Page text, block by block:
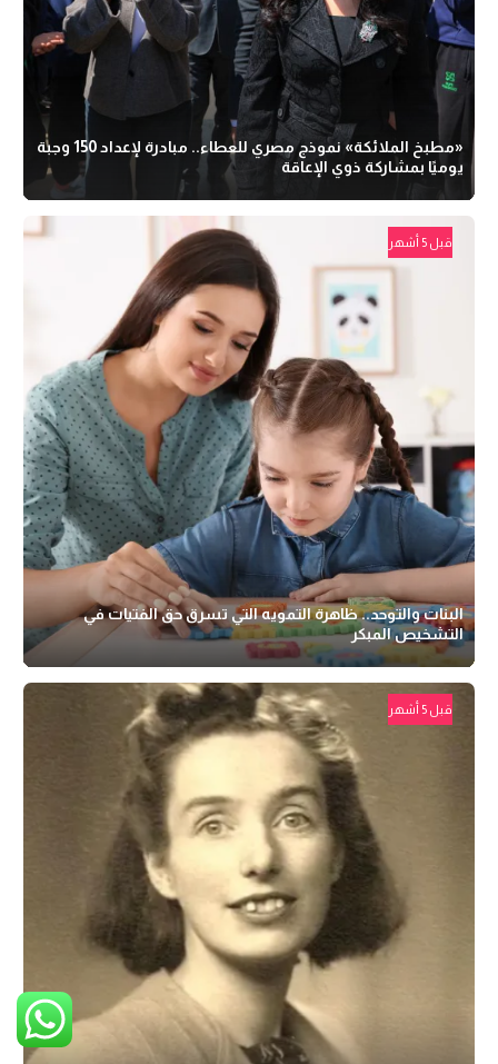
«مطبخ الملائكة» نموذج مصري للعطاء.. مبادرة لإعداد 150 وجبة
يوميًا بمشاركة ذوي الإعاقة
قبل 5 أشهر
البنات والتوحد.. ظاهرة التمويه التي تسرق حق الفتيات في
التشخيص المبكر
قبل 5 أشهر